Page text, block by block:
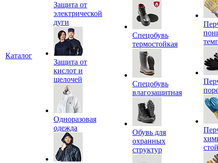
Каталог
Защита от
электрической
дуги
Защита от
кислот и
щелочей
Одноразовая
одежда
Спецобувь
термостойкая
Спецобувь
влагозащитная
Обувь для
охранных
структур